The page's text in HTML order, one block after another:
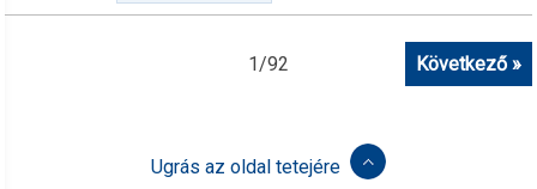
1/92 Következő »
Ugrás az oldal tetejére